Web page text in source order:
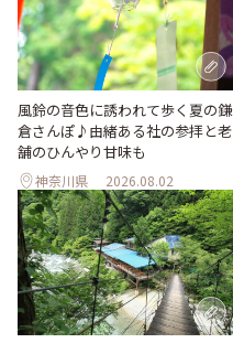
風鈴の音色に誘われて歩く夏の鎌
倉さんぽ♪由緒ある社の参拝と老
舗のひんやり甘味も
神奈川県 2026.08.02